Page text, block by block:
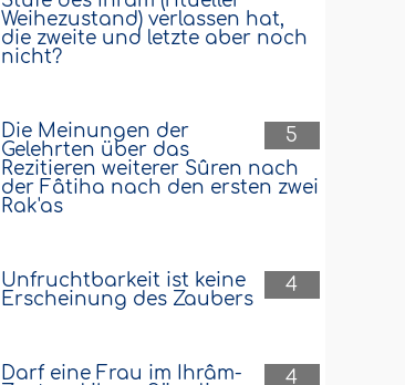
Weihezustand) verlassen hat,
die zweite und letzte aber noch
nicht?
5
Die Meinungen der
Gelehrten über das
Rezitieren weiterer Sûren nach
der Fâtiha nach den ersten zwei
Rak'as
4
Unfruchtbarkeit ist keine
Erscheinung des Zaubers
4
Darf eine Frau im Ihrâm-